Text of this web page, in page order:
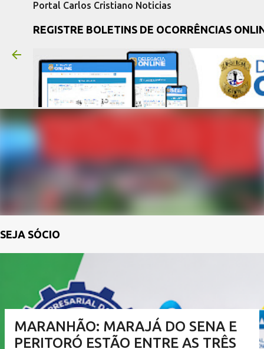
Portal Carlos Cristiano Noticias
REGISTRE BOLETINS DE OCORRÊNCIAS
SEJA SÓCIO
MARANHÃO: MARAJÁ DO SENA E
PERITORÓ ESTÃO ENTRE AS TRÊS